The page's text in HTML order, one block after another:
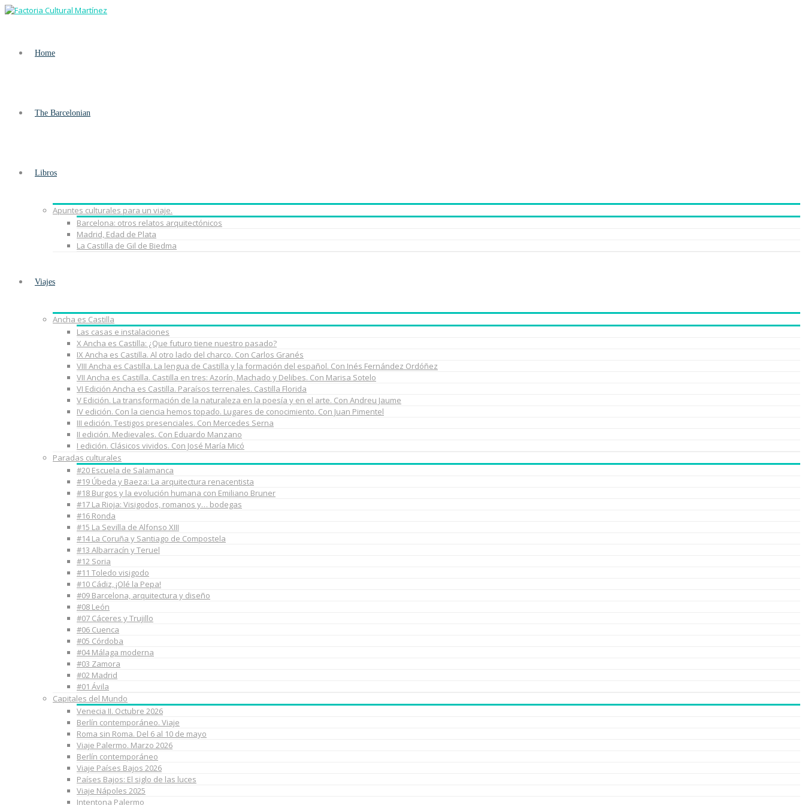
Home
The Barcelonian
Libros
Apuntes culturales para un viaje.
Barcelona: otros relatos arquitectónicos
Madrid, Edad de Plata
La Castilla de Gil de Biedma
Viajes
Ancha es Castilla
Las casas e instalaciones
X Ancha es Castilla: ¿Que futuro tiene nuestro pasado?
IX Ancha es Castilla. Al otro lado del charco. Con Carlos Granés
VIII Ancha es Castilla. La lengua de Castilla y la formación del español. Con Inés Fernández Ordóñez
VII Ancha es Castilla. Castilla en tres: Azorín, Machado y Delibes. Con Marisa Sotelo
VI Edición Ancha es Castilla. Paraísos terrenales. Castilla Florida
V Edición. La transformación de la naturaleza en la poesía y en el arte. Con Andreu Jaume
IV edición. Con la ciencia hemos topado. Lugares de conocimiento. Con Juan Pimentel
III edición. Testigos presenciales. Con Mercedes Serna
II edición. Medievales. Con Eduardo Manzano
I edición. Clásicos vividos. Con José María Micó
Paradas culturales
#20 Escuela de Salamanca
#19 Úbeda y Baeza: La arquitectura renacentista
#18 Burgos y la evolución humana con Emiliano Bruner
#17 La Rioja: Visigodos, romanos y… bodegas
#16 Ronda
#15 La Sevilla de Alfonso XIII
#14 La Coruña y Santiago de Compostela
#13 Albarracín y Teruel
#12 Soria
#11 Toledo visigodo
#10 Cádiz, ¡Olé la Pepa!
#09 Barcelona, arquitectura y diseño
#08 León
#07 Cáceres y Trujillo
#06 Cuenca
#05 Córdoba
#04 Málaga moderna
#03 Zamora
#02 Madrid
#01 Ávila
Capitales del Mundo
Venecia II. Octubre 2026
Berlín contemporáneo. Viaje
Roma sin Roma. Del 6 al 10 de mayo
Viaje Palermo. Marzo 2026
Berlín contemporáneo
Viaje Países Bajos 2026
Países Bajos: El siglo de las luces
Viaje Nápoles 2025
Intentona Palermo